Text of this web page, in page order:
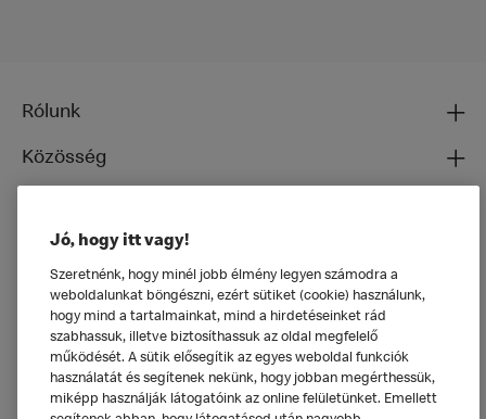
Rólunk
Közösség
Általános
Jó, hogy itt vagy!
Szeretnénk, hogy minél jobb élmény legyen számodra a
weboldalunkat böngészni, ezért sütiket (cookie) használunk,
hogy mind a tartalmainkat, mind a hirdetéseinket rád
szabhassuk, illetve biztosíthassuk az oldal megfelelő
működését. A sütik elősegítik az egyes weboldal funkciók
használatát és segítenek nekünk, hogy jobban megérthessük,
miképp használják látogatóink az online felületünket. Emellett